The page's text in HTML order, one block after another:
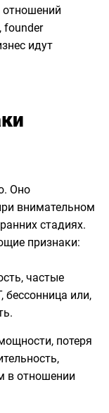
founder
идут
Оно
внимательном
стадиях.
признаки:
частые
или,
потеря
в отношении